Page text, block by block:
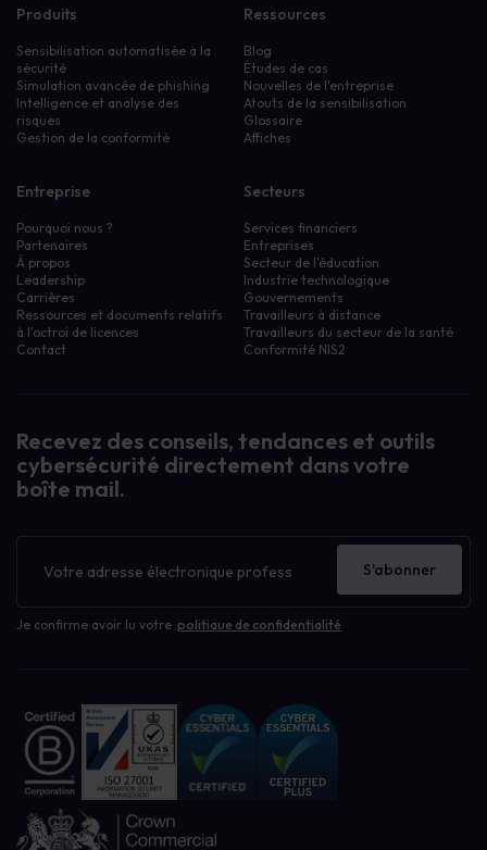
Produits
Sensibilisation automatisée à la
sécurité
Simulation avancée de phishing
Intelligence et analyse des
risques
Gestion de la conformité
Ressources
Blog
Études de cas
Nouvelles de l'entreprise
Atouts de la sensibilisation
Glossaire
Affiches
Entreprise
Pourquoi nous ?
Partenaires
À propos
Leadership
Carrières
Ressources et documents relatifs
à l'octroi de licences
Contact
Secteurs
Services financiers
Entreprises
Secteur de l'éducation
Industrie technologique
Gouvernements
Travailleurs à distance
Travailleurs du secteur de la santé
Conformité NIS2
Recevez des conseils, tendances et outils
cybersécurité directement dans votre
boîte mail.
d'information
Je confirme avoir lu votre politique de confidentialité
S'abonner